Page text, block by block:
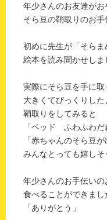
年少さんのお友達がお
そら豆の鞘取りのお手
初めに先生が「そら
絵本を読み聞かせしま
実際にそら豆を手に取
大きくてびっくりした
鞘取りをしてみると
「ベッド ふわふわだ
「赤ちゃんのそら豆
みんなとっても嬉しそ
年少さんのお手伝い
食べることができまし
「ありがとう」